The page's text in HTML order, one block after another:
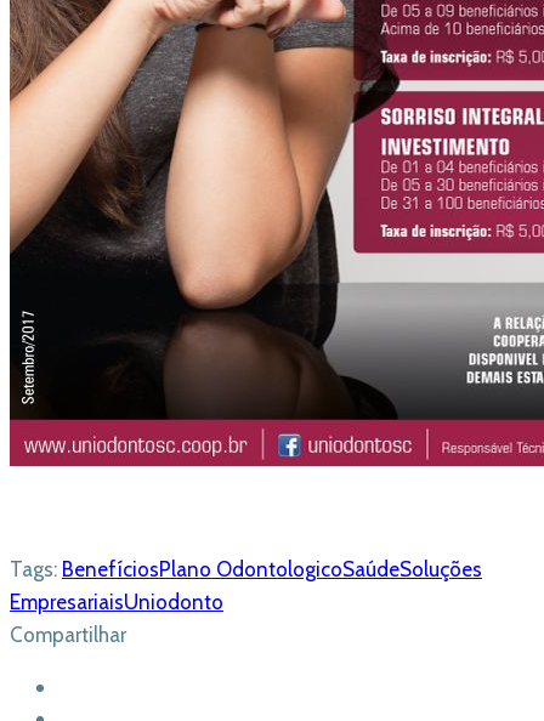
Tags: BenefíciosPlano OdontologicoSaúdeSoluções
EmpresariaisUniodonto
Compartilhar